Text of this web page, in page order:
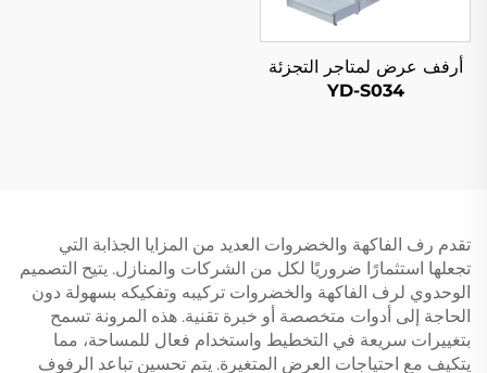
أرفف عرض لمتاجر التجزئة
YD-S034
تقدم رف الفاكهة والخضروات العديد من المزايا الجذابة التي
تجعلها استثمارًا ضروريًا لكل من الشركات والمنازل. يتيح التصميم
الوحدوي لرف الفاكهة والخضروات تركيبه وتفكيكه بسهولة دون
الحاجة إلى أدوات متخصصة أو خبرة تقنية. هذه المرونة تسمح
بتغييرات سريعة في التخطيط واستخدام فعال للمساحة، مما
يتكيف مع احتياجات العرض المتغيرة. يتم تحسين تباعد الرفوف